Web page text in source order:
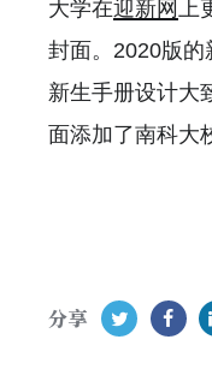
大学在迎新网 上
封面。2020版的
新生手册设计大
面添加了南科大
分享